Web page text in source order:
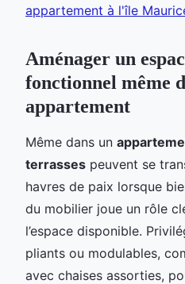
appartement à l'île
Aménager un
fonctionnel même
appartement
Même dans un
terrasses peuvent se
havres de paix lorsque
du mobilier joue un rôle
l’espace disponible.
pliants ou modulables,
avec chaises assorties,